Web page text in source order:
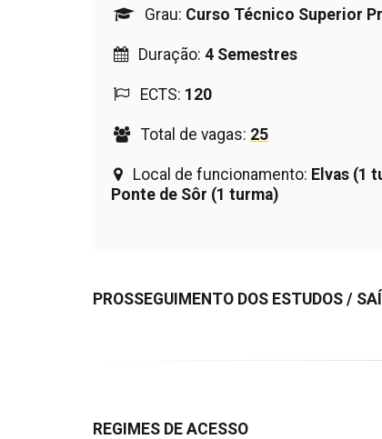
Grau: Curso Técnico Superior
Duração: 4 Semestres
ECTS: 120
Total de vagas: 25
Local de funcionamento: Elvas (1
Ponte de Sôr (1 turma)
PROSSEGUIMENTO DOS ESTUDOS /
REGIMES DE ACESSO